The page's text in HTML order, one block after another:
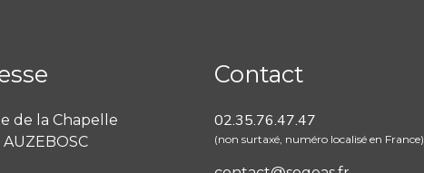
de la Chapelle
AUZEBOSC
Contact
02.35.76.47.47
(non surtaxé, numéro localisé en France)